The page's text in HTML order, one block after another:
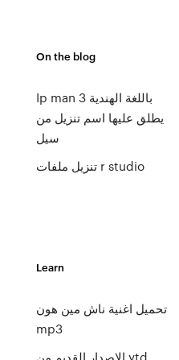
On the blog
Ip man 3 باللغة الهندية
يطلق عليها اسم تنزيل من
سيل
تنزيل ملفات r studio
Learn
تحميل اغنية ناش مين هون
mp3
الإصدار القديم من ytd